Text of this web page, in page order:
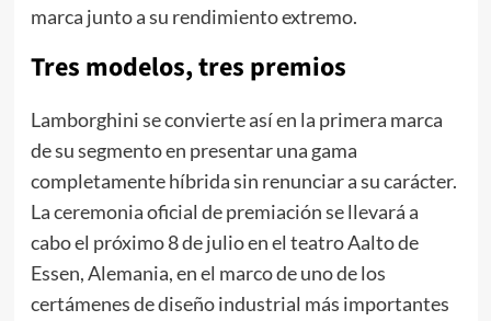
marca junto a su rendimiento extremo.
Tres modelos, tres premios
Lamborghini se convierte así en la primera marca
de su segmento en presentar una gama
completamente híbrida sin renunciar a su carácter.
La ceremonia oficial de premiación se llevará a
cabo el próximo 8 de julio en el teatro Aalto de
Essen, Alemania, en el marco de uno de los
certámenes de diseño industrial más importantes